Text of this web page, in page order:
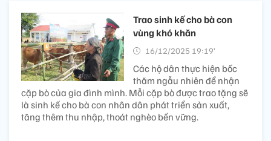
Trao sinh kế cho bà con
vùng khó khăn
16/12/2025 19:19’
Các hộ dân thực hiện bốc
thăm ngẫu nhiên để nhận
cặp bò của gia đình mình. Mỗi cặp bò được trao tặng sẽ
là sinh kế cho bà con nhân dân phát triển sản xuất,
tăng thêm thu nhập, thoát nghèo bền vững.